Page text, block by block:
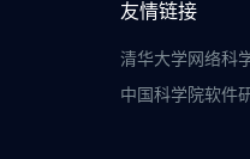
友情链接
清华大学网络科
中国科学院软件